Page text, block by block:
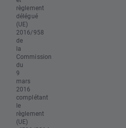
règlement
délégué
(UE)
2016/958
de
la
Commission
du
9
mars
2016
complétant
le
règlement
(UE)